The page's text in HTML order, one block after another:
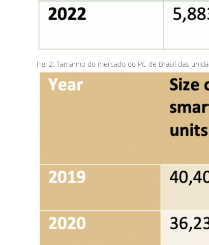
Fig. 2: Tamanho do mercado do PC de Brasil das